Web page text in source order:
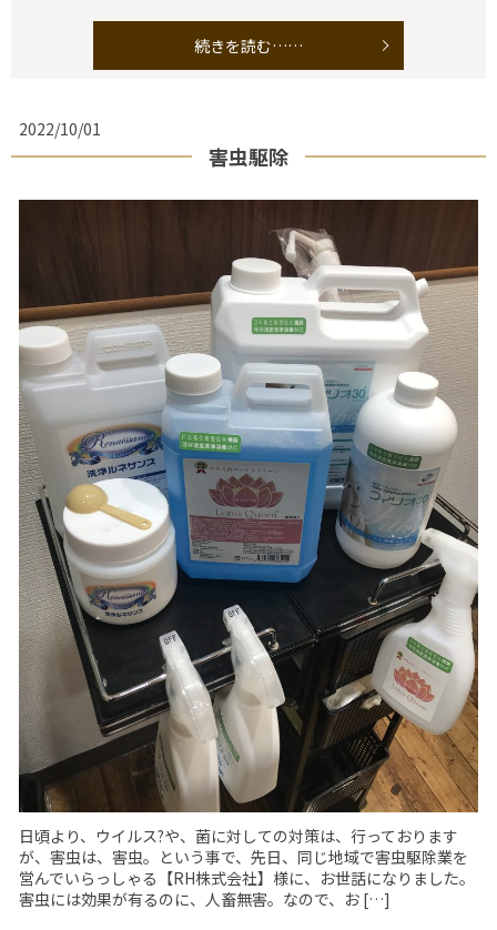
続きを読む……
2022/10/01
害虫駆除
日頃より、ウイルス?や、菌に対しての対策は、行っております
が、害虫は、害虫。という事で、先日、同じ地域で害虫駆除業を
営んでいらっしゃる【RH株式会社】様に、お世話になりました。
害虫には効果が有るのに、人畜無害。なので、お […]